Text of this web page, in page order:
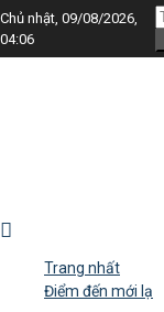
Chủ nhật, 09/08/2026,
04:06
Trang nhất
Điểm đến mới lạ